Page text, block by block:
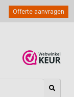
Offerte aanvragen